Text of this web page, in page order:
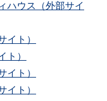
ハウス（外部サイ
イト）
ト）
イト）
イト）